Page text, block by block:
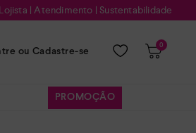
|Atendimento | Sustentabilidade
ou Cadastre-se
0
PROMOÇÃO